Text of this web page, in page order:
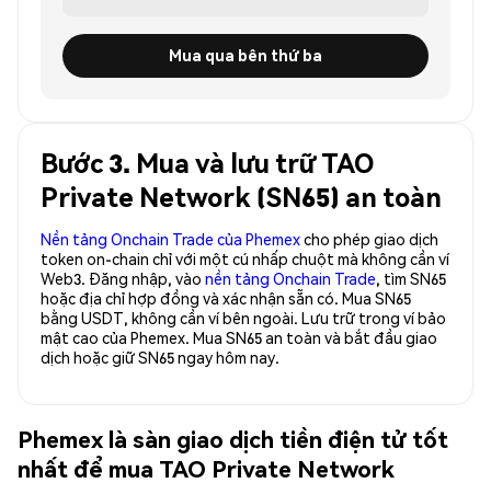
Mua qua bên thứ ba
Bước 3. Mua và lưu trữ TAO
Private Network (SN65) an toàn
Nền tảng Onchain Trade của Phemexcho phép giao dịch
token on-chain chỉ với một cú nhấp chuột mà không cần ví
Web3. Đăng nhập, vào nền tảng Onchain Trade, tìm SN65
hoặc địa chỉ hợp đồng và xác nhận sẵn có. Mua SN65
bằng USDT, không cần ví bên ngoài. Lưu trữ trong ví bảo
mật cao của Phemex. Mua SN65 an toàn và bắt đầu giao
dịch hoặc giữ SN65 ngay hôm nay.
Phemex là sàn giao dịch tiền điện tử tốt
nhất để mua TAO Private Network